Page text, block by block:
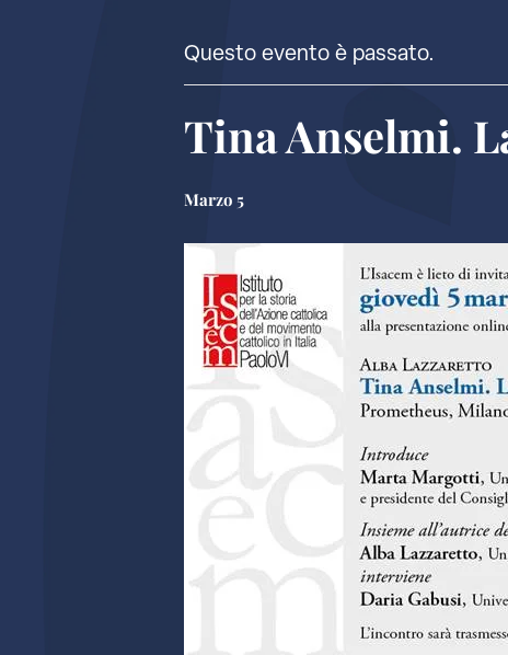
Questo evento è passato.
Tina Anselmi.
Marzo 5